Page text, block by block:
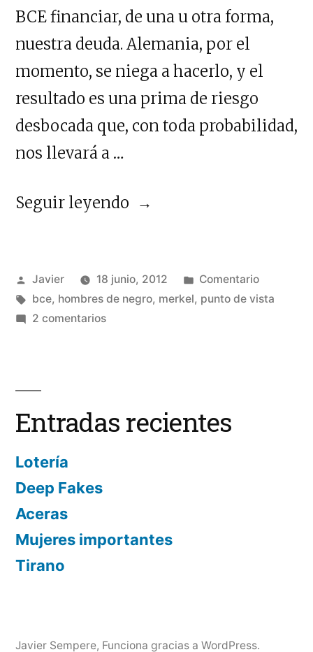
BCE financiar, de una u otra forma,
nuestra deuda. Alemania, por el
momento, se niega a hacerlo, y el
resultado es una prima de riesgo
desbocada que, con toda probabilidad,
nos llevará a …
Seguir leyendo «En
Ángela»
Publicado
por
Javier 18 junio, 2012
Publicado
en
Comentario
Etiquetas:
bce, hombres de negro, merkel, punto de vista
2 comentariosen
Entradas recientes
Lotería
Deep Fakes
Aceras
Mujeres importantes
Tirano
Javier Sempere, Funciona gracias a WordPress.